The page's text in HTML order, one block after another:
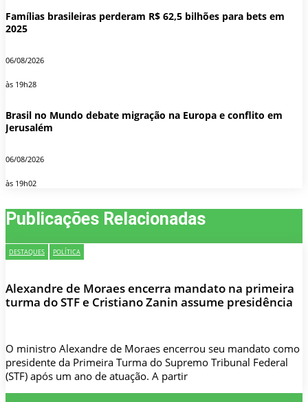
Famílias brasileiras perderam R$ 62,5 bilhões para bets em
2025
06/08/2026
às 19h28
Brasil no Mundo debate migração na Europa e conflito em
Jerusalém
06/08/2026
às 19h02
Publicações Relacionadas
DESTAQUES POLÍTICA
Alexandre de Moraes encerra mandato na primeira
turma do STF e Cristiano Zanin assume presidência
O ministro Alexandre de Moraes encerrou seu mandato como
presidente da Primeira Turma do Supremo Tribunal Federal
(STF) após um ano de atuação. A partir